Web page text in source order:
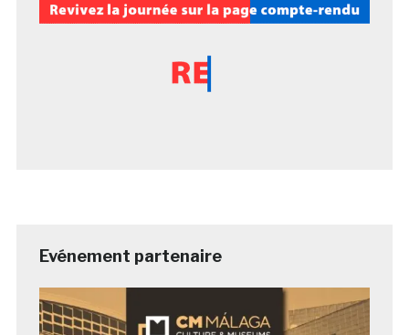
Evénement partenaire